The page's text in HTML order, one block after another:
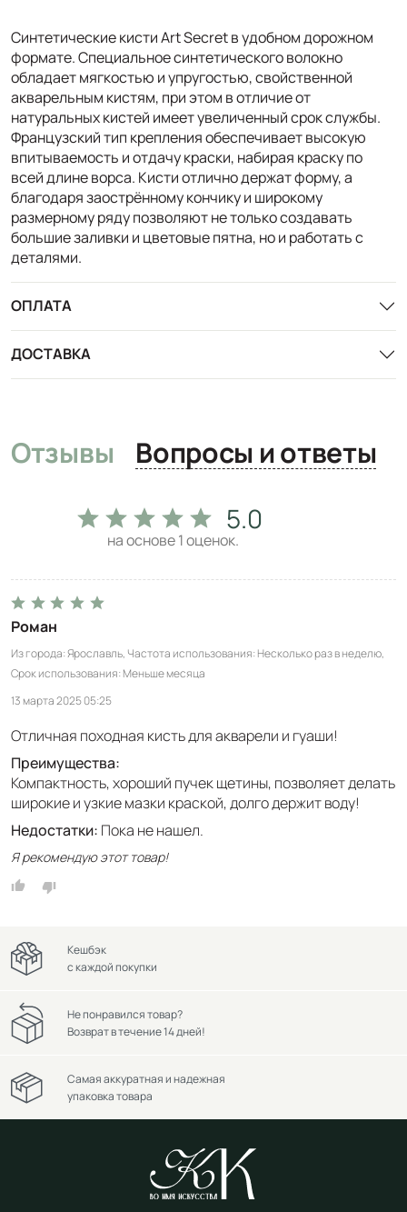
Синтетические кисти Art Secret в удобном дорожном
формате. Специальное синтетического волокно
обладает мягкостью и упругостью, свойственной
акварельным кистям, при этом в отличие от
натуральных кистей имеет увеличенный срок службы.
Французский тип крепления обеспечивает высокую
впитываемость и отдачу краски, набирая краску по
всей длине ворса. Кисти отлично держат форму, а
благодаря заострённому кончику и широкому
размерному ряду позволяют не только создавать
большие заливки и цветовые пятна, но и работать с
деталями.
ОПЛАТА
ДОСТАВКА
Отзывы Вопросы и ответы
5.0
на основе1оценок.
Роман
Из города Ярославль Частота использования Несколько раз в неделю
Срок использования Меньше месяца
13 марта 2025 05:25
Отличная походная кисть для акварели и гуаши!
Преимущества:
Компактность, хороший пучек щетины, позволяет делать
широкие и узкие мазки краской, долго держит воду!
Недостатки: Пока не нашел.
Я рекомендую этот товар!
Кешбэк
с каждой покупки
Не понравился товар?
Возврат в течение 14 дней!
Самая аккуратная и надежная
упаковка товара